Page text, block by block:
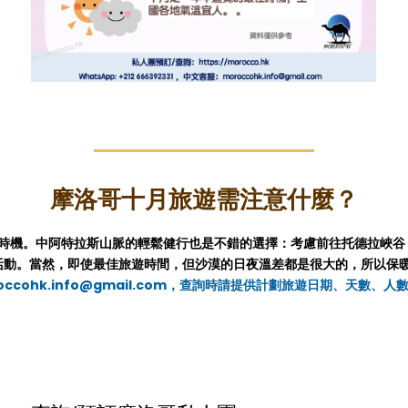
摩洛哥十月旅遊需注意什麼？
機。中阿特拉斯山脈的輕鬆健行也是不錯的選擇：考慮前往托德
當然，即使最佳旅遊時間，但沙漠的日夜溫差都是很大的，所以保
，查詢時請提供計劃旅遊日期、天數、人數